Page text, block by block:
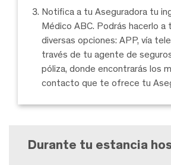
Notifica a tu Aseguradora tu
Médico ABC. Podrás hacerlo a
diversas opciones: APP, vía
través de tu agente de
póliza, donde encontrarás los
contacto que te ofrece tu
Durante tu estancia